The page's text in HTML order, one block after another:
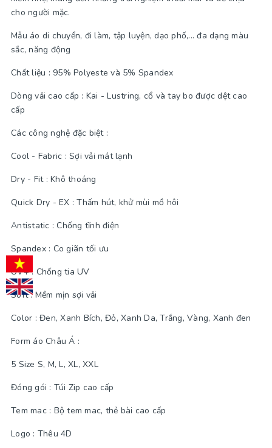
cho người mặc.
Mẫu áo di chuyển, đi làm, tập luyện, dạo phố,... đa dạng màu
sắc, năng động
Chất liệu : 95% Polyeste và 5% Spandex
Dòng vải cao cấp : Kai - Lustring, cổ và tay bo được dệt cao
cấp
Các công nghệ đặc biệt :
Cool - Fabric : Sợi vải mát lạnh
Dry - Fit : Khô thoáng
Quick Dry - EX : Thấm hút, khử mùi mồ hôi
Antistatic : Chống tĩnh điện
Spandex : Co giãn tối ưu
UV+ : Chống tia UV
Soft : Mềm mịn sợi vải
Color : Đen, Xanh Bích, Đỏ, Xanh Da, Trắng, Vàng, Xanh đen
Form áo Châu Á :
5 Size S, M, L, XL, XXL
Đóng gói : Túi Zip cao cấp
Tem mac : Bộ tem mac, thẻ bài cao cấp
Logo : Thêu 4D